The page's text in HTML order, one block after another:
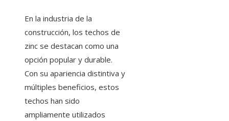
En la industria de la
construcción, los techos de
zinc se destacan como una
opción popular y durable.
Con su apariencia distintiva y
múltiples beneficios, estos
techos han sido
ampliamente utilizados